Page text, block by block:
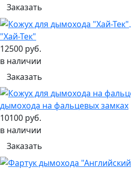
Заказать
"Хай-Тек"
12500 руб.
в наличии
Заказать
дымохода на фальцевых замках
10100 руб.
в наличии
Заказать